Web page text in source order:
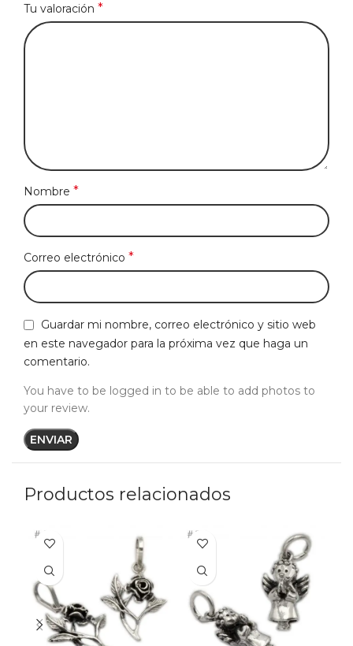
Tu valoración *
Nombre *
Correo electrónico *
Guardar mi nombre, correo electrónico y sitio web
en este navegador para la próxima vez que haga un
comentario.
You have to be logged in to be able to add photos to
your review.
Productos relacionados